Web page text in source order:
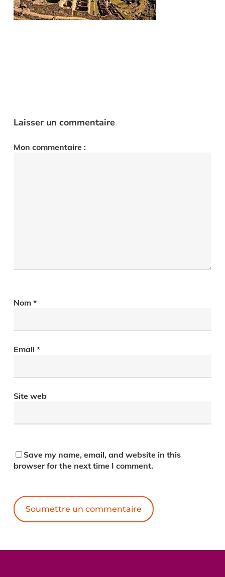
Laisser un commentaire
Mon commentaire :
Nom *
Email *
Site web
Save my name, email, and website in this
browser for the next time I comment.